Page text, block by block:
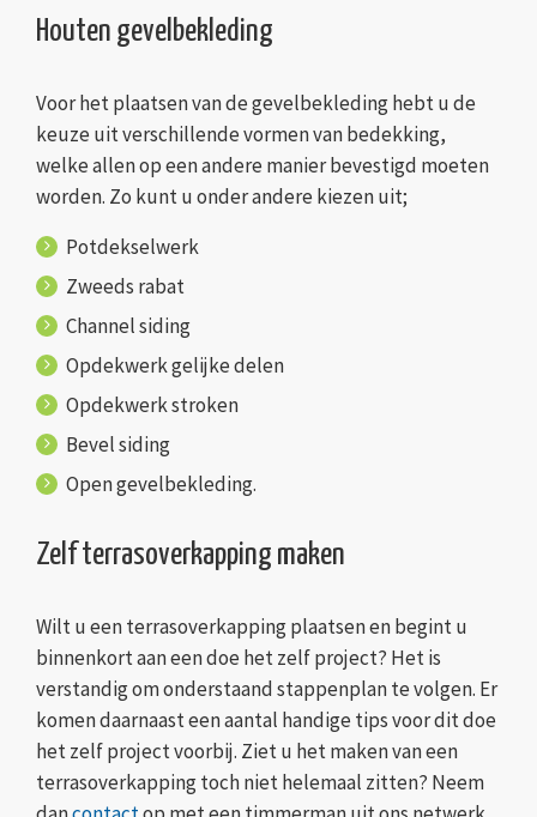
Houten gevelbekleding
Voor het plaatsen van de gevelbekleding hebt u de
keuze uit verschillende vormen van bedekking,
welke allen op een andere manier bevestigd moeten
worden. Zo kunt u onder andere kiezen uit;
Potdekselwerk
Zweeds rabat
Channel siding
Opdekwerk gelijke delen
Opdekwerk stroken
Bevel siding
Open gevelbekleding.
Zelf terrasoverkapping maken
Wilt u een terrasoverkapping plaatsen en begint u
binnenkort aan een doe het zelf project? Het is
verstandig om onderstaand stappenplan te volgen. Er
komen daarnaast een aantal handige tips voor dit doe
het zelf project voorbij. Ziet u het maken van een
terrasoverkapping toch niet helemaal zitten? Neem